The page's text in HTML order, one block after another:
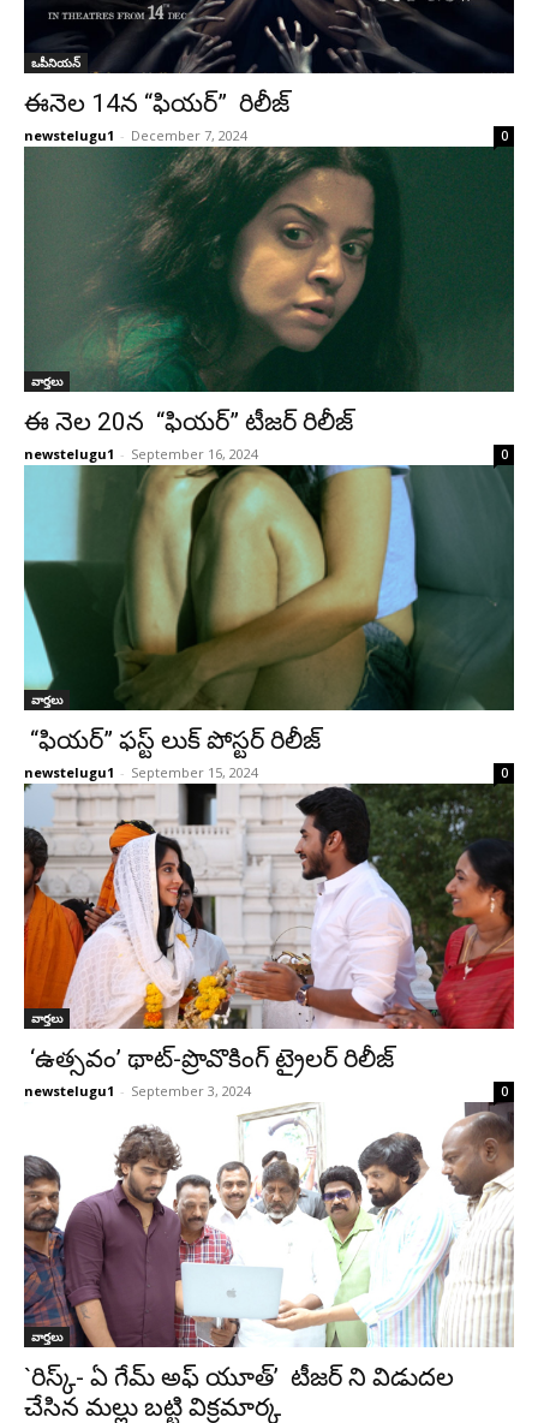
ఒపీనియన్‌
ఈనెల 14న “ఫియర్” రిలీజ్
newstelugu1 - December 7, 2024 0
వార్తలు
ఈ నెల 20న “ఫియర్” టీజర్ రిలీజ్
newstelugu1 - September 16, 2024 0
వార్తలు
“ఫియర్” ఫస్ట్ లుక్ పోస్టర్ రిలీజ్
newstelugu1 - September 15, 2024 0
వార్తలు
‘ఉత్సవం’ థాట్-ప్రొవొకింగ్ ట్రైలర్ రిలీజ్
newstelugu1 - September 3, 2024 0
వార్తలు
`రిస్క్- ఏ గేమ్ అఫ్ యూత్’ టీజర్ ని విడుదల
చేసిన మల్లు బట్టి విక్రమార్క